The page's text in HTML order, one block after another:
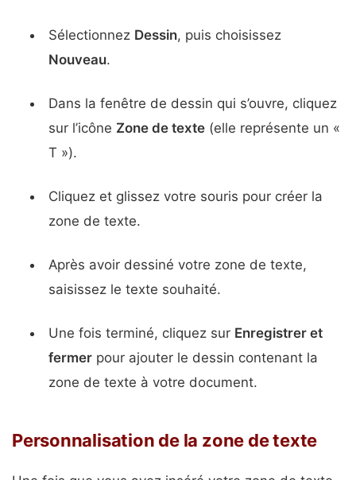
Sélectionnez Dessin, puis choisissez
Nouveau.
Dans la fenêtre de dessin qui s’ouvre, cliquez
sur l’icône Zone de texte (elle représente un «
T »).
Cliquez et glissez votre souris pour créer la
zone de texte.
Après avoir dessiné votre zone de texte,
saisissez le texte souhaité.
Une fois terminé, cliquez sur Enregistrer et
fermer pour ajouter le dessin contenant la
zone de texte à votre document.
Personnalisation de la zone de texte